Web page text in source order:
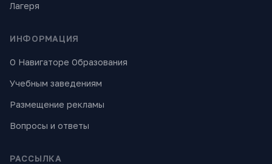
Лагеря
ИНФОРМАЦИЯ
О Навигаторе Образования
Учебным заведениям
Размещение рекламы
Вопросы и ответы
РАССЫЛКА